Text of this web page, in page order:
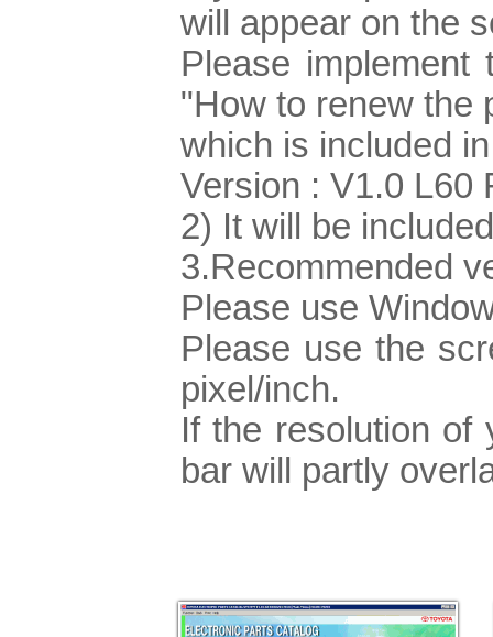
will appear on the
Please
"How to renew the
which is included
Version : V1.0 L60
2) It will be
3.Recommended
Please use
Please use the
pixel/inch.
If the resolution of
bar will partly